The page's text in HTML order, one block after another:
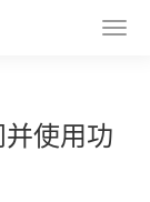
使用功